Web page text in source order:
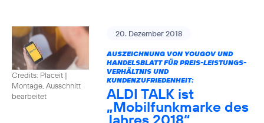
Credits: Placeit |
Montage, Ausschnitt
bearbeitet
20. Dezember 2018
AUSZEICHNUNG VON YOUGOV UND
HANDELSBLATT FÜR PREIS-LEISTUNGS-
VERHÄLTNIS UND
KUNDENZUFRIEDENHEIT:
ALDI TALK ist
„Mobilfunkmarke des
Jahres 2018“